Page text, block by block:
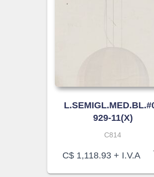
929-11(X)
C814
C$ 1,118.93 + I.V.A